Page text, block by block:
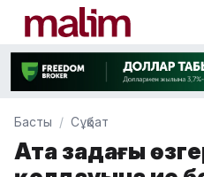
Басты Сұқбат
Ата заңдағы